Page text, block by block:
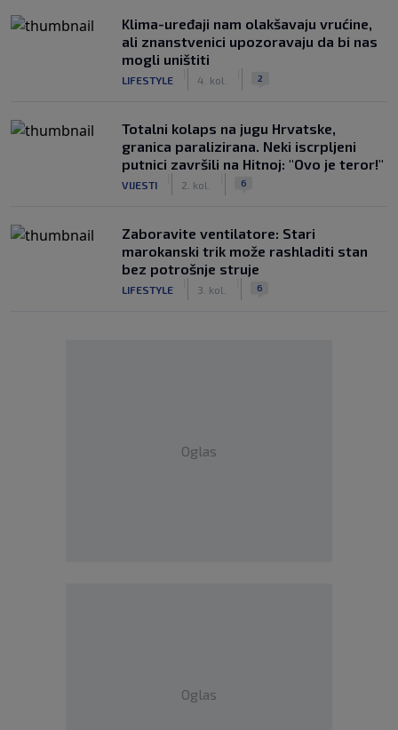
Klima-uređaji nam olakšavaju vrućine,
ali znanstvenici upozoravaju da bi nas
mogli uništiti
LIFESTYLE 4. kol. 2
Totalni kolaps na jugu Hrvatske,
granica paralizirana. Neki iscrpljeni
putnici završili na Hitnoj: "Ovo je teror!"
VIJESTI 2. kol. 6
Zaboravite ventilatore: Stari
marokanski trik može rashladiti stan
bez potrošnje struje
LIFESTYLE 3. kol. 6
Oglas
Oglas